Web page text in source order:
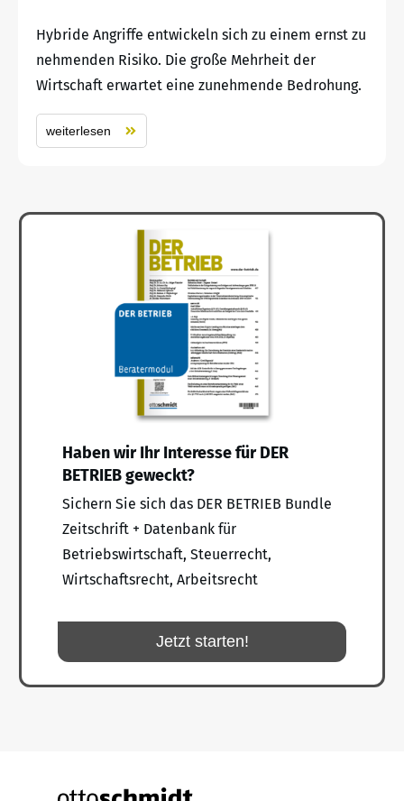
Hybride Angriffe entwickeln sich zu einem ernst zu
nehmenden Risiko. Die große Mehrheit der
Wirtschaft erwartet eine zunehmende Bedrohung.
weiterlesen
Haben wir Ihr Interesse für DER
BETRIEB geweckt?
Sichern Sie sich das DER BETRIEB Bundle
Zeitschrift + Datenbank für
Betriebswirtschaft, Steuerrecht,
Wirtschaftsrecht, Arbeitsrecht
Jetzt starten!